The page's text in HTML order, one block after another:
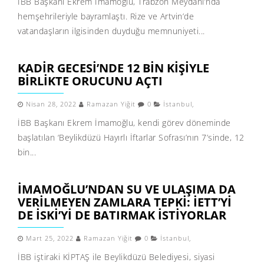
hemşehrileriyle bayramlaştı. Rize ve Artvin’de
vatandaşların ilgisinden duyduğu memnuniyeti...
KADİR GECESİ’NDE 12 BİN KİŞİYLE
BİRLİKTE ORUCUNU AÇTI
Nisan 28, 2022 Ramazan Yiğit 0 İstanbul,
İBB Başkanı Ekrem İmamoğlu, kendi görev döneminde
başlatılan ‘Beylikdüzü Hayırlı İftarlar Sofrası’nın 7’sinde, 12
bin...
İMAMOĞLU’NDAN SU VE ULAŞIMA DA
VERILMEYEN ZAMLARA TEPKI: İETT’YI
DE İSKİ’YI DE BATIRMAK ISTIYORLAR
Mart 25, 2022 Ramazan Yiğit 0 İstanbul,
İBB iştiraki KİPTAŞ ile Beylikdüzü Belediyesi, siyasi